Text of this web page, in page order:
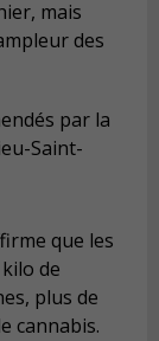
mais
des
par la
Saint-
que les
de
plus de
cannabis.